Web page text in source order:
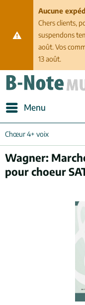
Aucune
Chers clients,
suspendons
août. Vos
13 août.
Menu
Chœur 4+ voix
Wagner:
pour choeur